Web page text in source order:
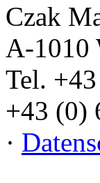
Czak
A-1010
Tel.
+43 (0)
·